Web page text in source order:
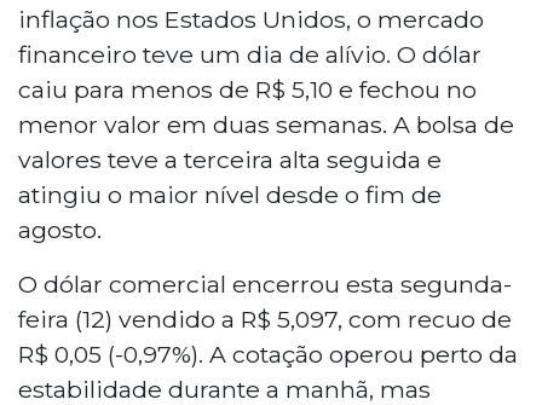
inflação nos Estados Unidos, o mercado
financeiro teve um dia de alívio. O dólar
caiu para menos de R$ 5,10 e fechou no
menor valor em duas semanas. A bolsa de
valores teve a terceira alta seguida e
atingiu o maior nível desde o fim de
agosto.
O dólar comercial encerrou esta segunda-
feira (12) vendido a R$ 5,097, com recuo de
R$ 0,05 (-0,97%). A cotação operou perto da
estabilidade durante a manhã, mas